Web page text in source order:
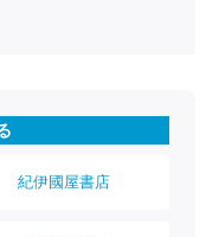
紀伊國屋書店